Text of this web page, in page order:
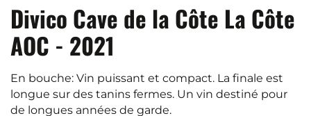
Divico Cave de la Côte La Côte
AOC - 2021
En bouche: Vin puissant et compact. La finale est
longue sur des tanins fermes. Un vin destiné pour
de longues années de garde.